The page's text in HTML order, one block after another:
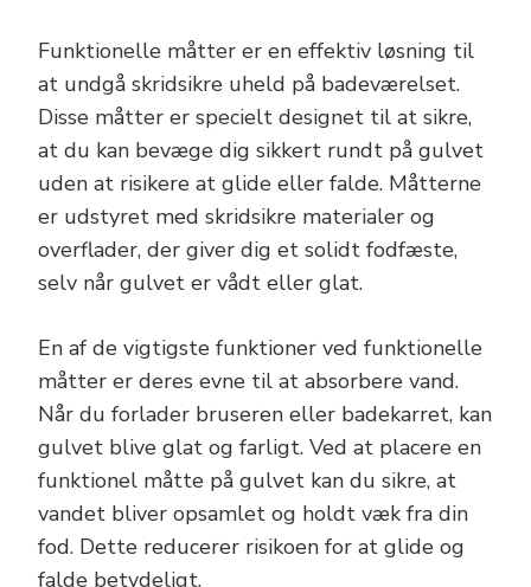
Funktionelle måtter er en effektiv løsning til
at undgå skridsikre uheld på badeværelset.
Disse måtter er specielt designet til at sikre,
at du kan bevæge dig sikkert rundt på gulvet
uden at risikere at glide eller falde. Måtterne
er udstyret med skridsikre materialer og
overflader, der giver dig et solidt fodfæste,
selv når gulvet er vådt eller glat.
En af de vigtigste funktioner ved funktionelle
måtter er deres evne til at absorbere vand.
Når du forlader bruseren eller badekarret, kan
gulvet blive glat og farligt. Ved at placere en
funktionel måtte på gulvet kan du sikre, at
vandet bliver opsamlet og holdt væk fra din
fod. Dette reducerer risikoen for at glide og
falde betydeligt.